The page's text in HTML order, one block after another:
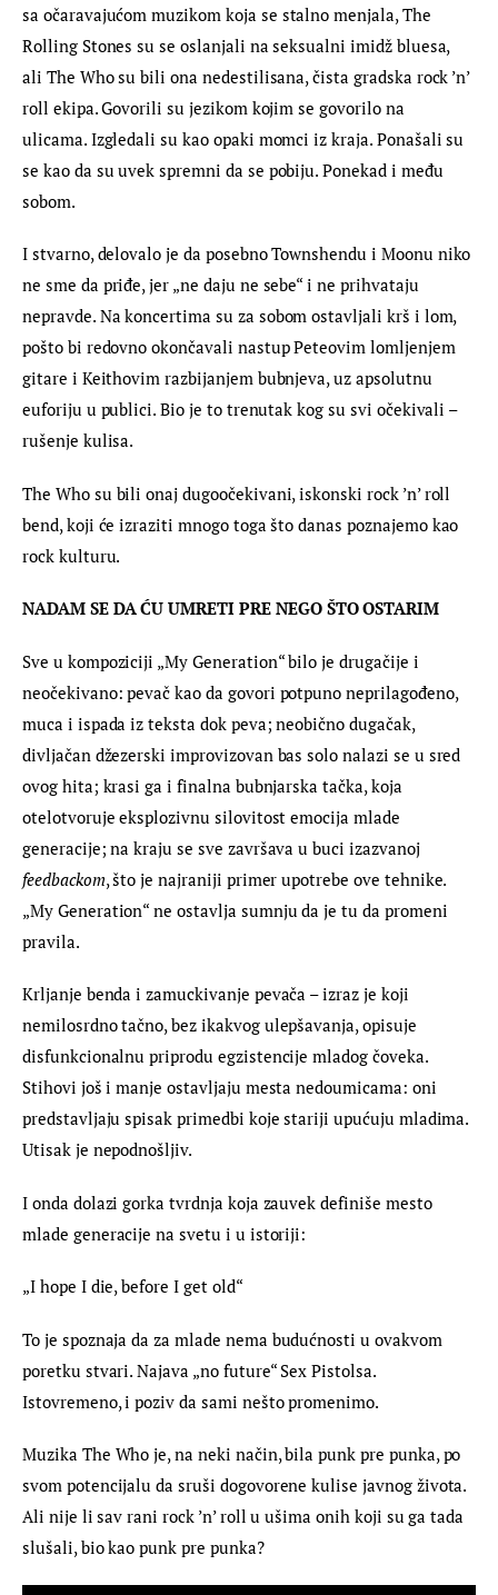
sa očaravajućom muzikom koja se stalno menjala, The
Rolling Stones su se oslanjali na seksualni imidž bluesa,
ali The Who su bili ona nedestilisana, čista gradska rock ’n’
roll ekipa. Govorili su jezikom kojim se govorilo na
ulicama. Izgledali su kao opaki momci iz kraja. Ponašali su
se kao da su uvek spremni da se pobiju. Ponekad i među
sobom.
I stvarno, delovalo je da posebno Townshendu i Moonu niko
ne sme da priđe, jer „ne daju ne sebe“ i ne prihvataju
nepravde. Na koncertima su za sobom ostavljali krš i lom,
pošto bi redovno okončavali nastup Peteovim lomljenjem
gitare i Keithovim razbijanjem bubnjeva, uz apsolutnu
euforiju u publici. Bio je to trenutak kog su svi očekivali –
rušenje kulisa.
The Who su bili onaj dugoočekivani, iskonski rock ’n’ roll
bend, koji će izraziti mnogo toga što danas poznajemo kao
rock kulturu.
NADAM SE DA ĆU UMRETI PRE NEGO ŠTO OSTARIM
Sve u kompoziciji „My Generation“ bilo je drugačije i
neočekivano: pevač kao da govori potpuno neprilagođeno,
muca i ispada iz teksta dok peva; neobično dugačak,
divljačan džezerski improvizovan bas solo nalazi se u sred
ovog hita; krasi ga i finalna bubnjarska tačka, koja
otelotvoruje eksplozivnu silovitost emocija mlade
generacije; na kraju se sve završava u buci izazvanoj
feedbackom, što je najraniji primer upotrebe ove tehnike.
„My Generation“ ne ostavlja sumnju da je tu da promeni
pravila.
Krljanje benda i zamuckivanje pevača – izraz je koji
nemilosrdno tačno, bez ikakvog ulepšavanja, opisuje
disfunkcionalnu priprodu egzistencije mladog čoveka.
Stihovi još i manje ostavljaju mesta nedoumicama: oni
predstavljaju spisak primedbi koje stariji upućuju mladima.
Utisak je nepodnošljiv.
I onda dolazi gorka tvrdnja koja zauvek definiše mesto
mlade generacije na svetu i u istoriji:
„I hope I die, before I get old“
To je spoznaja da za mlade nema budućnosti u ovakvom
poretku stvari. Najava „no future“ Sex Pistolsa.
Istovremeno, i poziv da sami nešto promenimo.
Muzika The Who je, na neki način, bila punk pre punka, po
svom potencijalu da sruši dogovorene kulise javnog života.
Ali nije li sav rani rock ’n’ roll u ušima onih koji su ga tada
slušali, bio kao punk pre punka?